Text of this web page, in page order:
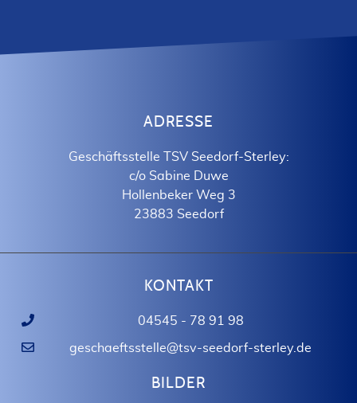
ADRESSE
Geschäftsstelle TSV Seedorf-Sterley:
c/o Sabine Duwe
Hollenbeker Weg 3
23883 Seedorf
KONTAKT
04545 - 78 91 98
geschaeftsstelle@tsv-seedorf-sterley.de
BILDER